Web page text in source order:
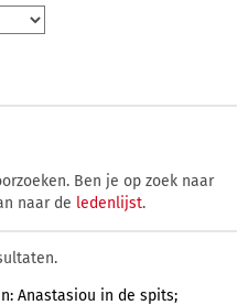
Ben je op zoek naar
naar de ledenlijst.
Anastasiou in de spits;